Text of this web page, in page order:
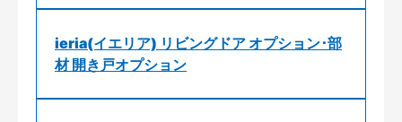
ieria(イエリア) リビングドア オプション･部
材 開き戸オプション